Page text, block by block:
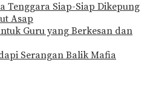
Tenggara Siap-Siap Dikepung
Asap
Guru yang Berkesan dan
Serangan Balik Mafia